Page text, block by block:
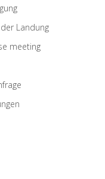
Landung
meeting